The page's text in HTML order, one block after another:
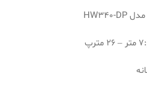
:7 متر – 26 مترپ